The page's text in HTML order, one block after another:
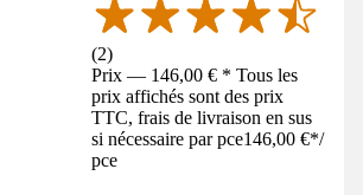
(2)
Prix — 146,00 € * Tous les
prix affichés sont des prix
TTC, frais de livraison en sus
si nécessaire par pce146,00 €*/
pce